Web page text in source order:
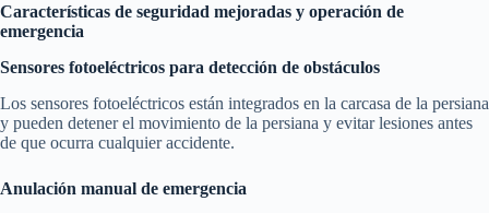
Características de seguridad mejoradas y operación de
emergencia
Sensores fotoeléctricos para detección de obstáculos
Los sensores fotoeléctricos están integrados en la carcasa de la persiana
y pueden detener el movimiento de la persiana y evitar lesiones antes
de que ocurra cualquier accidente.
Anulación manual de emergencia